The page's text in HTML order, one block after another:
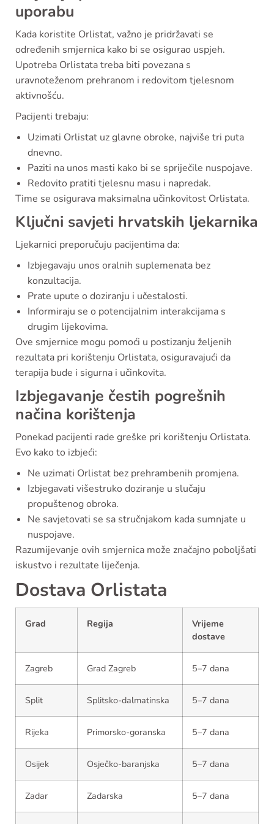
uporabu
Kada koristite Orlistat, važno je pridržavati se
određenih smjernica kako bi se osigurao uspjeh.
Upotreba Orlistata treba biti povezana s
uravnoteženom prehranom i redovitom tjelesnom
aktivnošću.
Pacijenti trebaju:
Uzimati Orlistat uz glavne obroke, najviše tri puta
dnevno.
Paziti na unos masti kako bi se spriječile nuspojave.
Redovito pratiti tjelesnu masu i napredak.
Time se osigurava maksimalna učinkovitost Orlistata.
Ključni savjeti hrvatskih ljekarnika
Ljekarnici preporučuju pacijentima da:
Izbjegavaju unos oralnih suplemenata bez
konzultacija.
Prate upute o doziranju i učestalosti.
Informiraju se o potencijalnim interakcijama s
drugim lijekovima.
Ove smjernice mogu pomoći u postizanju željenih
rezultata pri korištenju Orlistata, osiguravajući da
terapija bude i sigurna i učinkovita.
Izbjegavanje čestih pogrešnih
načina korištenja
Ponekad pacijenti rade greške pri korištenju Orlistata.
Evo kako to izbjeći:
Ne uzimati Orlistat bez prehrambenih promjena.
Izbjegavati višestruko doziranje u slučaju
propuštenog obroka.
Ne savjetovati se sa stručnjakom kada sumnjate u
nuspojave.
Razumijevanje ovih smjernica može značajno poboljšati
iskustvo i rezultate liječenja.
Dostava Orlistata
Grad Regija
Vrijeme
dostave
Zagreb Grad Zagreb 5–7 dana
Split Splitsko-dalmatinska 5–7 dana
Rijeka Primorsko-goranska 5–7 dana
Osijek Osječko-baranjska 5–7 dana
Zadar Zadarska 5–7 dana